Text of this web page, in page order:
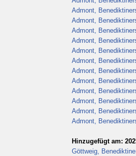
Admont,
Admont,
Admont,
Admont,
Admont,
Admont,
Admont,
Admont,
Admont,
Admont,
Admont,
Admont,
Hinzugefügt am:
Göttweig,